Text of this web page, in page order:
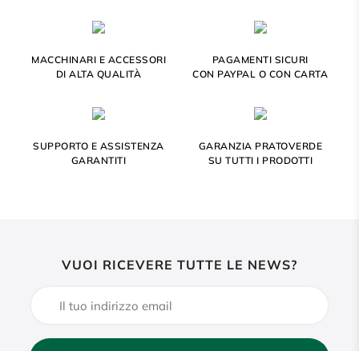
MACCHINARI E ACCESSORI
DI ALTA QUALITÀ
PAGAMENTI SICURI
CON PAYPAL O CON CARTA
SUPPORTO E ASSISTENZA
GARANTITI
GARANZIA PRATOVERDE
SU TUTTI I PRODOTTI
VUOI RICEVERE TUTTE LE NEWS?